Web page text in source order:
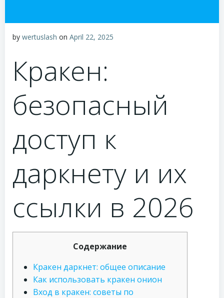
by wertuslash on April 22, 2025
Кракен:
безопасный
доступ к
даркнету и их
ссылки в 2026
Содержание
Кракен даркнет: общее описание
Как использовать кракен онион
Вход в кракен: советы по